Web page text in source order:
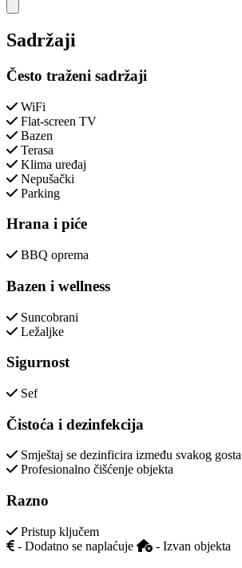
Close modal
Sadržaji
Često traženi sadržaji
WiFi
Flat-screen TV
Bazen
Terasa
Klima uređaj
Nepušački
Parking
Hrana i piće
BBQ oprema
Bazen i wellness
Suncobrani
Ležaljke
Sigurnost
Sef
Čistoća i dezinfekcija
Smještaj se dezinficira između svakog gosta
Profesionalno čišćenje objekta
Razno
Pristup ključem
- Dodatno se naplaćuje
- Izvan objekta